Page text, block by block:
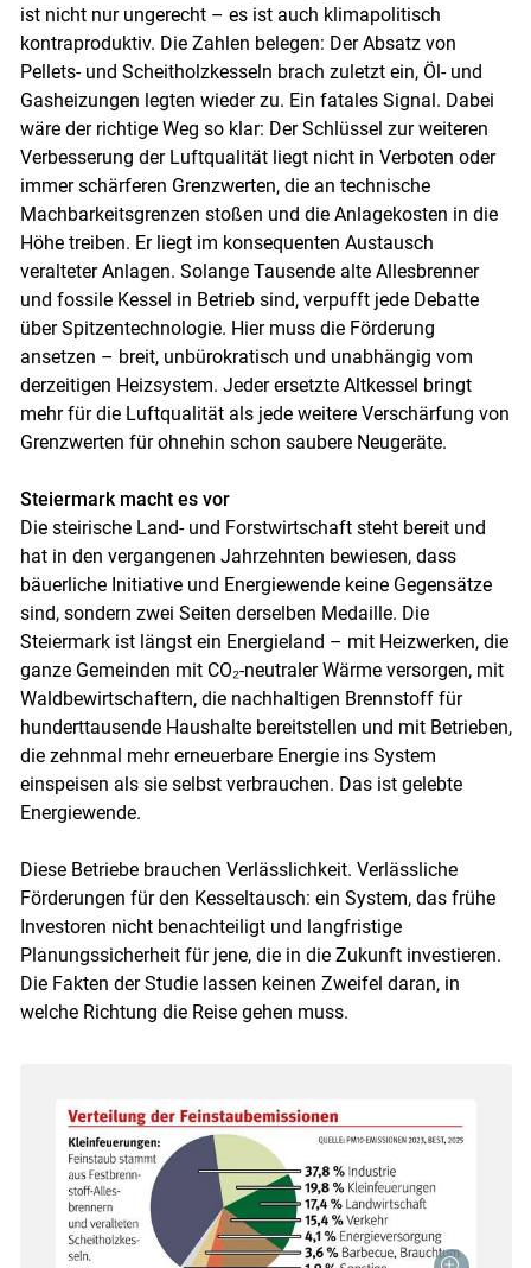
Skip to main content
ist nicht nur ungerecht – es ist auch klimapolitisch
kontraproduktiv. Die Zahlen belegen: Der Absatz von
Pellets- und Scheitholzkesseln brach zuletzt ein, Öl- und
Gasheizungen legten wieder zu. Ein fatales Signal. Dabei
wäre der richtige Weg so klar: Der Schlüssel zur weiteren
Verbesserung der Luftqualität liegt nicht in Verboten oder
immer schärferen Grenzwerten, die an technische
Machbarkeitsgrenzen stoßen und die Anlagekosten in die
Höhe treiben. Er liegt im konsequenten Austausch
veralteter Anlagen. Solange Tausende alte Allesbrenner
und fossile Kessel in Betrieb sind, verpufft jede Debatte
über Spitzentechnologie. Hier muss die Förderung
ansetzen – breit, unbürokratisch und unabhängig vom
derzeitigen Heizsystem. Jeder ersetzte Altkessel bringt
mehr für die Luftqualität als jede weitere Verschärfung von
Grenzwerten für ohnehin schon saubere Neugeräte.
Steiermark macht es vor
Die steirische Land- und Forstwirtschaft steht bereit und
hat in den vergangenen Jahrzehnten bewiesen, dass
bäuerliche Initiative und Energiewende keine Gegensätze
sind, sondern zwei Seiten derselben Medaille. Die
Steiermark ist längst ein Energieland – mit Heizwerken, die
ganze Gemeinden mit CO₂-neutraler Wärme versorgen, mit
Waldbewirtschaftern, die nachhaltigen Brennstoff für
hunderttausende Haushalte bereitstellen und mit Betrieben,
die zehnmal mehr erneuerbare Energie ins System
einspeisen als sie selbst verbrauchen. Das ist gelebte
Energiewende.
Diese Betriebe brauchen Verlässlichkeit. Verlässliche
Förderungen für den Kesseltausch: ein System, das frühe
Investoren nicht benachteiligt und langfristige
Planungssicherheit für jene, die in die Zukunft investieren.
Die Fakten der Studie lassen keinen Zweifel daran, in
welche Richtung die Reise gehen muss.